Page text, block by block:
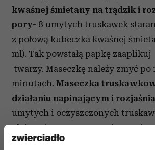
kwaśnej śmietany na trądzik i
pory- 8 umytych truskawek
z połową kubeczka kwaśnej
ml). Tak powstałą papkę zaaplikuj
twarzy. Maseczkę należy zmyć po
minutach. Maseczka
działaniu napinającym i
umytych i oczyszczonych
oleju sojowego. Starannie
składniki aż do uzyskania